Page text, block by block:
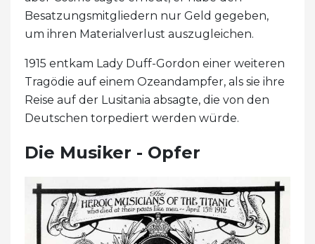
Besatzungsmitgliedern nur Geld gegeben,
um ihren Materialverlust auszugleichen.
1915 entkam Lady Duff-Gordon einer weiteren
Tragödie auf einem Ozeandampfer, als sie ihre
Reise auf der Lusitania absagte, die von den
Deutschen torpediert werden würde.
Die Musiker - Opfer